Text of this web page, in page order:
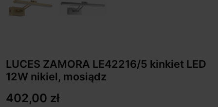
LUCES ZAMORA LE42216/5 kinkiet LED
12W nikiel, mosiądz
402,00 zł